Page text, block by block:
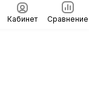
Кабинет Сравнение